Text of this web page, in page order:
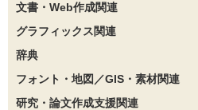
文書・Web作成関連
グラフィックス関連
辞典
フォント・地図／GIS・素材関連
研究・論文作成支援関連